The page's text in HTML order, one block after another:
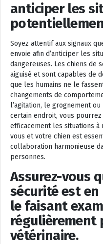
anticiper les
Soyez attentif aux signaux
envoie afin d’anticiper les
dangereuses. Les chiens de
aiguisé et sont capables de
que les humains ne le
changements de
l’agitation, le grognement
certain endroit, vous
efficacement les situations à
vous et votre chien est
collaboration harmonieuse
personnes.
Assurez-vous
sécurité est
le faisant
régulièrement
vétérinaire.